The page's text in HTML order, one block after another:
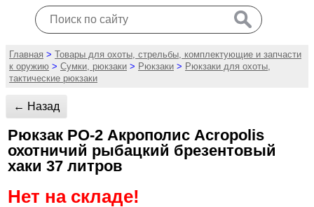
Главная > Товары для охоты, стрельбы, комплектующие и запчасти
к оружию > Сумки, рюкзаки > Рюкзаки > Рюкзаки для охоты,
тактические рюкзаки
← Назад
Рюкзак РО-2 Акрополис Aсropolis
охотничий рыбацкий брезентовый
хаки 37 литров
Нет на складе!